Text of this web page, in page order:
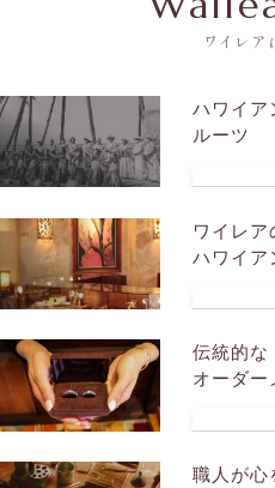
ワイレア
ハワイア
ルーツ
ワイレア
ハワイア
伝統的な
オーダー
職人が心